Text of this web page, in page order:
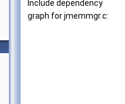
Include dependency
graph for jmemmgr.c: